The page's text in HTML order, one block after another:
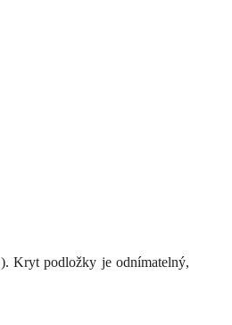
Kryt podložky je odnímatelný,